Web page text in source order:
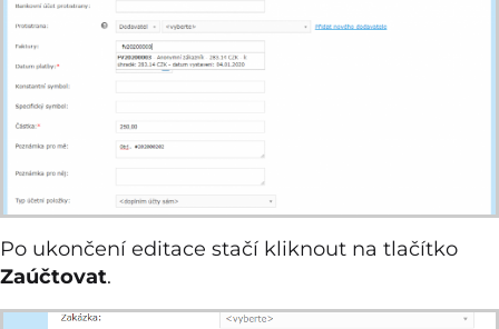
Po ukončení editace stačí kliknout na tlačítko
Zaúčtovat.